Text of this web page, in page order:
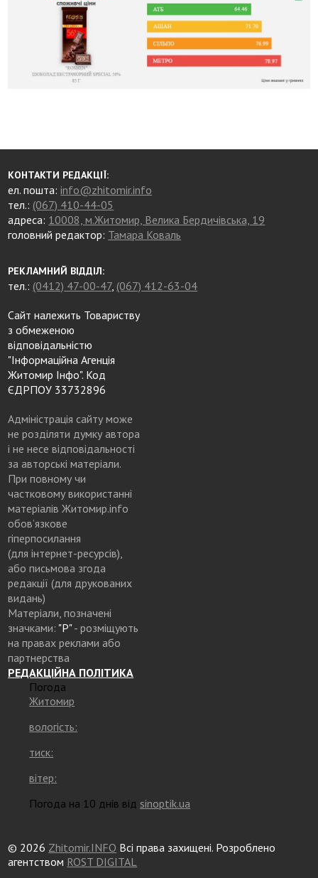
КОНТАКТИ РЕДАКЦІЇ:
ел. пошта:info@zhitomir.info
тел.: (067) 410-44-05
адреса: 10008, м.Житомир, Велика Бердичівська, 19
головний редактор: Тамара Коваль
РЕКЛАМНИЙ ВІДДІЛ:
тел.: (0412) 47-00-47, (067) 412-63-04
Сайт належить Товариству
з обмеженою
відповідальністю
"Інформаційна Агенція
Житомир Інфо". Код
ЄДРПОУ 33732896
Адміністрація сайту може
не розділяти думку автора
і не несе відповідальності
за авторські матеріали.
При повному чи
частковому використанні
матеріалів Житомир.info
обов’язкове
гіперпосилання
(для інтернет-ресурсів),
або письмова згода
редакції (для друкованих
видань)
Матеріали, позначені
значками: "Р"- розміщують
на правах реклами або
партнерства
РЕДАКЦІЙНА ПОЛІТИКА
Погода
Житомир
вологість:
тиск:
вітер:
Погода на 10 днів від sinoptik.ua
© 2026 Zhitomir.INFO Всі права захищені. Розроблено
агентством ROST DIGITAL